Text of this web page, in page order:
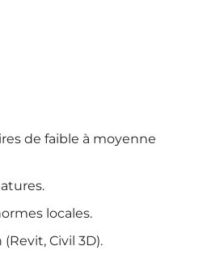
de faible à moyenne
locales.
Civil 3D).